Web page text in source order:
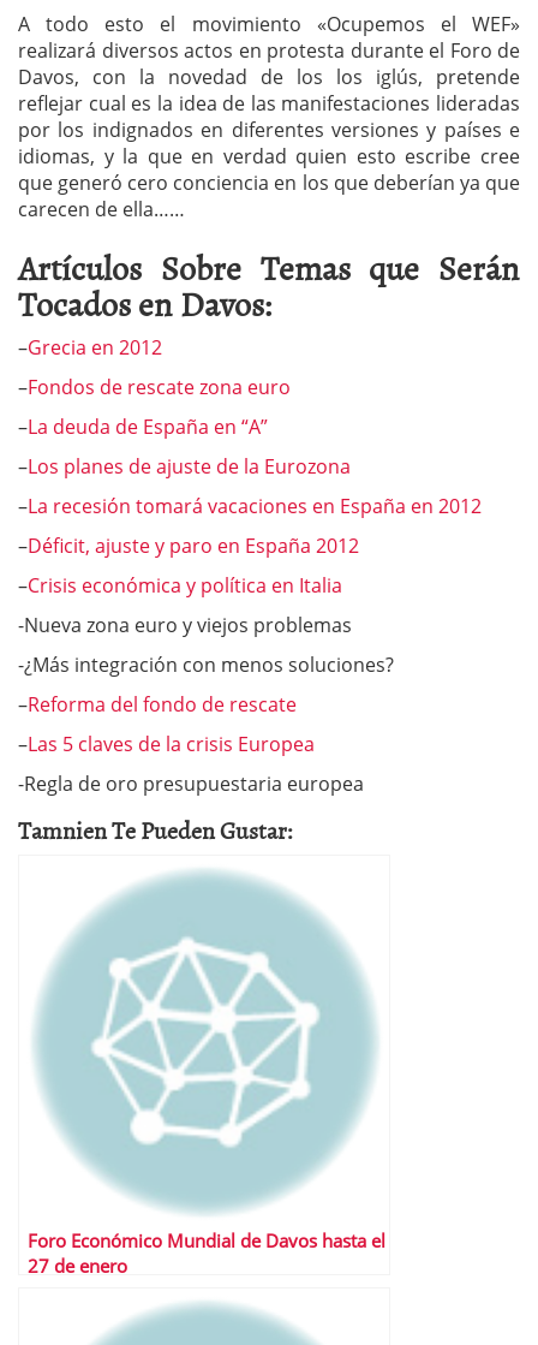
A todo esto el movimiento «Ocupemos el WEF»
realizará diversos actos en protesta durante el Foro de
Davos, con la novedad de los los iglús, pretende
reflejar cual es la idea de las manifestaciones lideradas
por los indignados en diferentes versiones y países e
idiomas, y la que en verdad quien esto escribe cree
que generó cero conciencia en los que deberían ya que
carecen de ella……
Artículos Sobre Temas que Serán
Tocados en Davos:
–Grecia en 2012
–Fondos de rescate zona euro
–La deuda de España en “A”
–Los planes de ajuste de la Eurozona
–La recesión tomará vacaciones en España en 2012
–Déficit, ajuste y paro en España 2012
–Crisis económica y política en Italia
-Nueva zona euro y viejos problemas
-¿Más integración con menos soluciones?
–Reforma del fondo de rescate
–Las 5 claves de la crisis Europea
-Regla de oro presupuestaria europea
Tamnien Te Pueden Gustar:
Foro Económico Mundial de Davos hasta el
27 de enero